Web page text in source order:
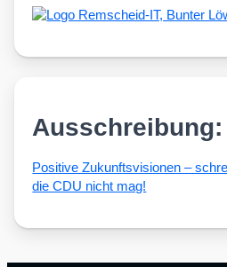
Posi­ti­ve Zukunfts­vi­sio­nen –
die CDU nicht mag!